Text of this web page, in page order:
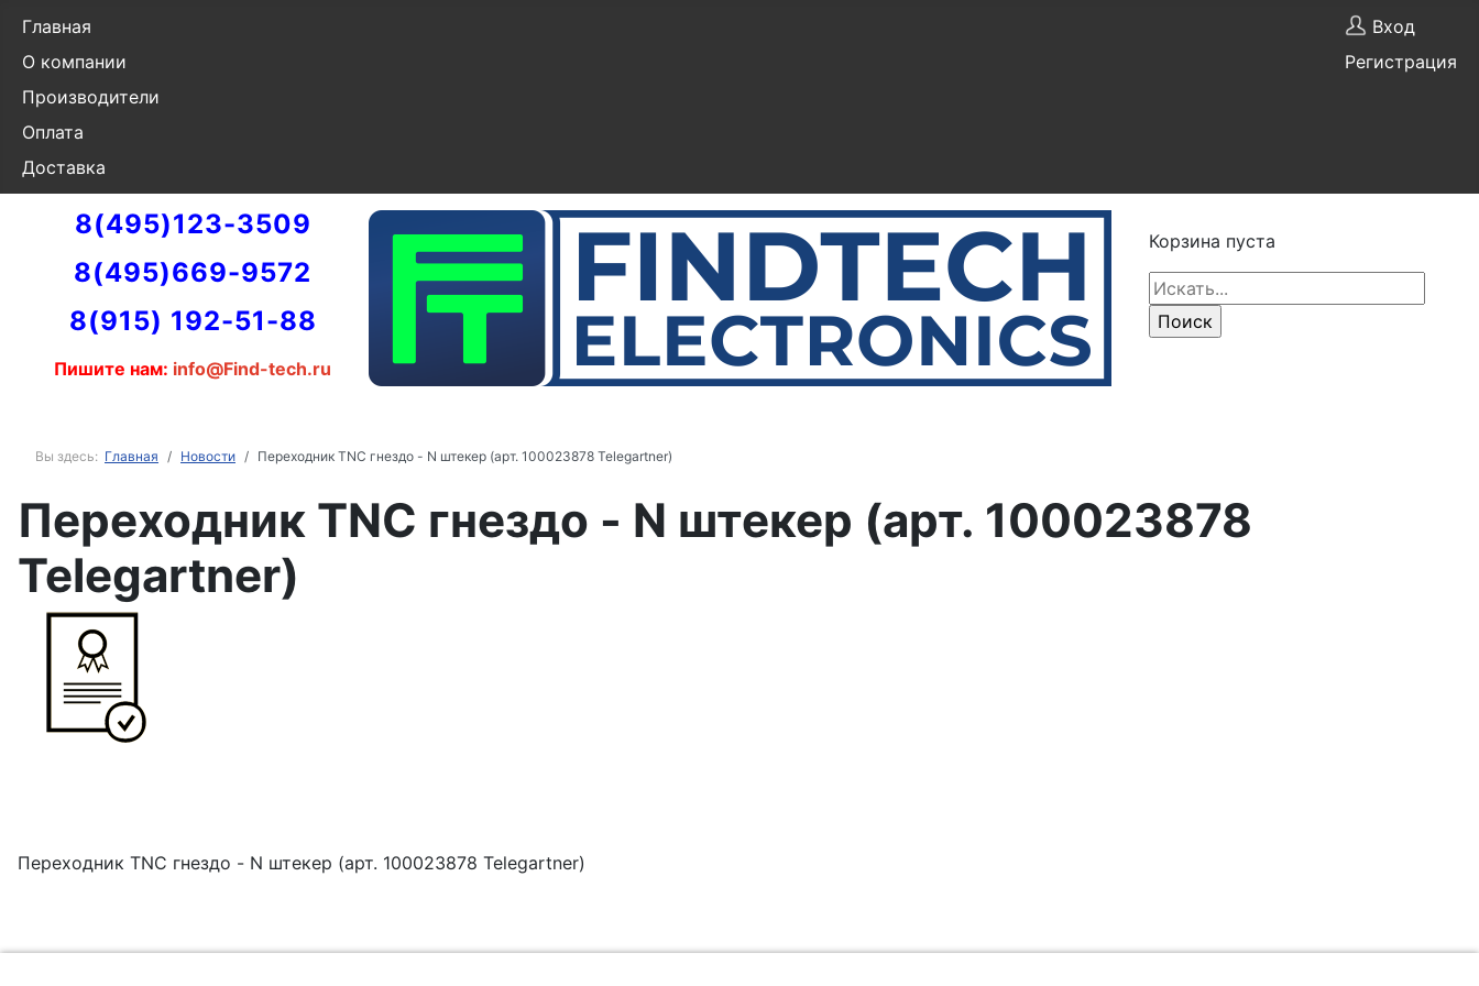
Главная
О компании
Производители
Оплата
Доставка
Вход
Регистрация
8(495)123-3509
8(495)669-9572
8(915) 192-51-88
Пишите нам: info@Find-tech.ru
Корзина пуста
Вы здесь: Главная Новости Переходник TNC гнездо - N штекер (арт. 100023878 Telegartner)
Переходник TNC гнездо - N штекер (арт. 100023878
Telegartner)
Переходник TNC гнездо - N штекер (арт. 100023878 Telegartner)